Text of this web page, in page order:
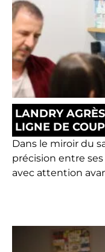
LANDRY
LIGNE DE
Dans le miroir du
précision entre
avec attention